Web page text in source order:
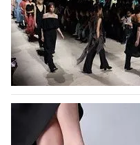
На участие в
подано 1047 заявок